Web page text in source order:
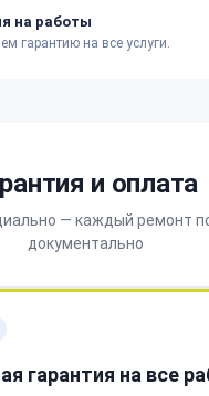
на работы
гарантию на все услуги.
и оплата
— каждый ремонт
документально
гарантия на все